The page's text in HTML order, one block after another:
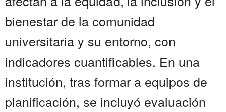
bienestar de la comunidad
universitaria y su entorno, con
indicadores cuantificables. En una
institución, tras formar a equipos de
planificación, se incluyó evaluación